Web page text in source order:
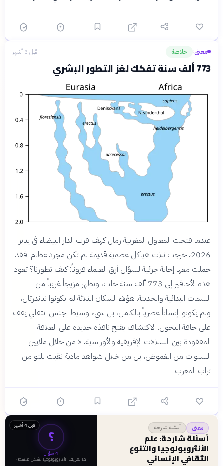
معنى› خلاصة قبل 3 أشهر
773 ألف سنة تفكك لغز التطور البشري
عندما فتحت المعاول المغربية رمال كهف قرب الدار البيضاء في يناير
2026، خرجت ثلاث هياكل عظمية قديمة لم تكن مجرد عظام. فقد
حملت معها إجابة جزئية لسؤال أرق العلماء قروناً: كيف تطورنا؟ تعود
هذه الأحافير إلى 773 ألف سنة خلت، وتظهر مزيجاً غريباً من
السمات البدائية والحديثة. هؤلاء السكان الثلاثة لم يكونوا نياندرتال،
ولم يكونوا إنساناً عصرياً بالكامل، بل شيء وسيط. جنس انتقالي يقف
على حافة التحول. الاكتشاف يفتح نافذة جديدة على العلاقة
المفقودة بين السلالات الإفريقية والأوراسية، لا من خلال ملايين
السنوات من الغموض، بل من خلال شواهد مادية نقبت للتو من
تراب المغرب.
معنى أسئلة شارحة
أسئلة شارحة: علم
الأنثروبولوجيا والتنوع
الثقافي الإنساني
قبل 4 أشهر
؟
4 سؤال
ما تعريف الأنثروبولوجيا بشكل مبسط؟